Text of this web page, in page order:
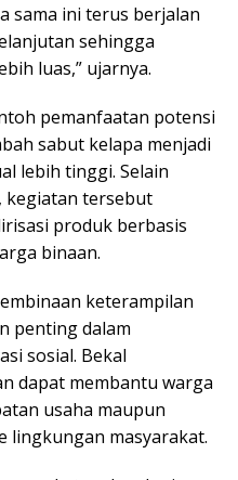
sama ini terus berjalan
sehingga
luas,” ujarnya.
pemanfaatan potensi
sabut kelapa menjadi
lebih tinggi. Selain
kegiatan tersebut
produk berbasis
binaan.
keterampilan
penting dalam
sosial. Bekal
dapat membantu warga
usaha maupun
lingkungan masyarakat.